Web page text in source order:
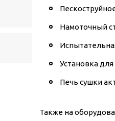
Намоточный
Установка
Печь сушки
Также на